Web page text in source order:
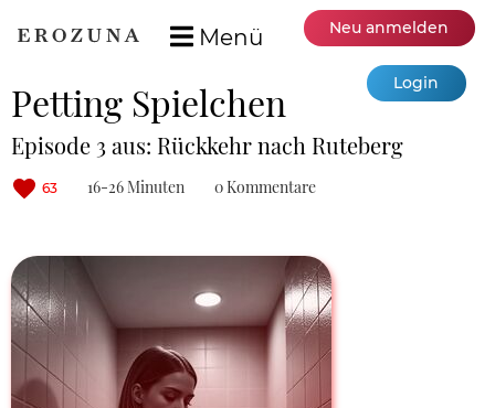
Menü Neu anmelden
Login
Petting Spielchen
Episode 3 aus: Rückkehr nach Ruteberg
63 16-26 Minuten 0 Kommentare